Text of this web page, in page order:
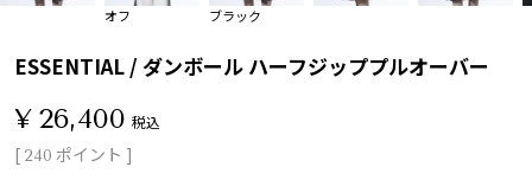
オフ ブラック
ESSENTIAL / ダンボール ハーフジッププルオーバー
¥ 26,400 税込
[ 240 ポイント ]